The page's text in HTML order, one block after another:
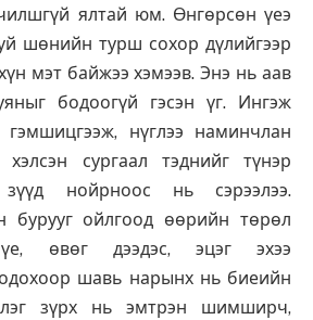
ялтай юм. Өнгөрсөн үеэ
шөнийн турш сохор дүлийгээр
мэт байжээ хэмээв. Энэ нь аав
бодоогүй гэсэн үг. Ингэж
нүглээ наминчлан
сургаал тэднийг түнэр
нойрноос нь сэрээлээ.
бурууг ойлгоод өөрийн төрөл
өвөг дээдэс, эцэг эхээ
шавь нарынх нь биеийн
зүрх нь эмтрэн шимширч,